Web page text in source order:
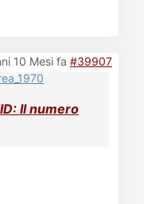
10 Mesi fa #39907
Il numero